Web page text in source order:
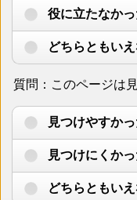
役に立たなかっ
どちらともい
質問：このページは
見つけやすか
見つけにくか
どちらともい